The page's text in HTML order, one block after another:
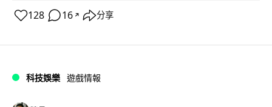
128 16 ↗ 分享
科技娛樂 遊戲情報